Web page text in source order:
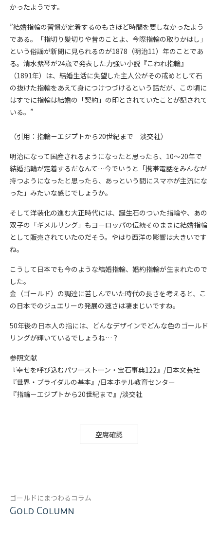
かったようです。
”結婚指輪の習慣が定着するのもさほど時間を要しなかったよう
である。「指切り髪切りや昔のことよ、今際指輪の取りかはし」
という俗謡が新聞に見られるのが1878（明治11）年のことであ
る。清水紫琴が24歳で発表した力強い小説『こわれ指輪』
（1891年）は、結婚生活に失望した主人公がその戒めとして石
の抜けた指輪をあえて身につけつづけるという話だが、この頃に
はすでに指輪は結婚の「契約」の印とされていたことが記されて
いる。”
（引用：指輪－エジプトから20世紀まで 淡交社）
明治になって国産されるようになったと思ったら、10～20年で
結婚指輪が定着するだなんて…今でいうと「携帯電話をみんなが
持つようになったと思ったら、あっという間にスマホが主流にな
った」みたいな感じでしょうか。
そして洋装化の進む大正時代には、誕生石のついた指輪や、あの
双子の「ギメルリング」もヨーロッパの伝統そのままに結婚指輪
として販売されていたのだそう。やはり西洋の影響は大きいです
ね。
こうして日本でも今のような結婚指輪、婚約指輪が生まれたので
した。
金（ゴールド）の調達に苦しんでいた時代の長さを考えると、こ
の日本でのジュエリーの発展の速さは凄まじいですね。
50年後の日本人の指には、どんなデザインでどんな色のゴールド
リングが輝いているでしょうね…？
参照文献
『幸せを呼び込むパワーストーン・宝石事典122』/日本文芸社
『世界・ブライダルの基本』/日本ホテル教育センター
『指輪－エジプトから20世紀まで』/淡交社
空席確認
Gold Column
ゴールドにまつわるコラム